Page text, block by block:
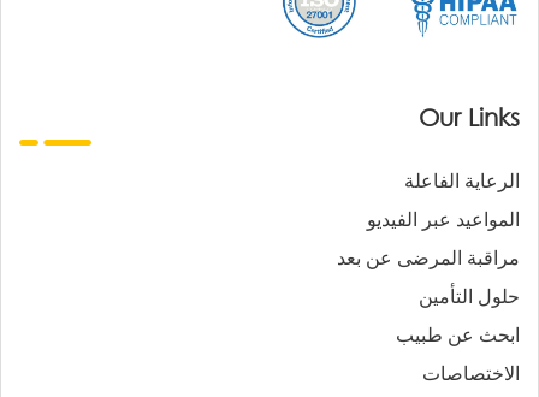
Our Links
الرعاية الفاعلة
المواعيد عبر الفيديو
مراقبة المرضى عن بعد
حلول التأمين
ابحث عن طبيب
الاختصاصات